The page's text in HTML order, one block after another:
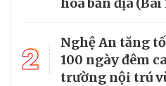
2
Nghệ An tăng
100 ngày đêm
trường nội trú